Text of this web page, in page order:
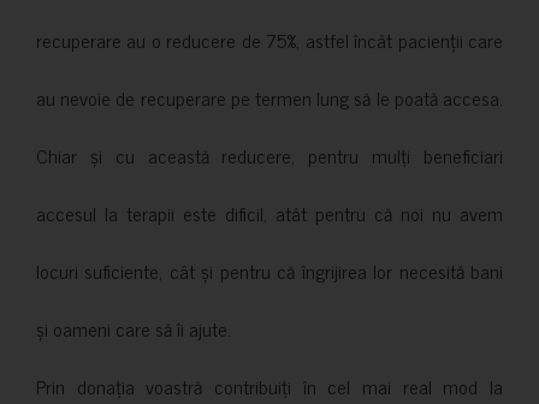
recuperare au o reducere de 75%, astfel încât pacienții care
au nevoie de recuperare pe termen lung să le poată accesa.
Chiar și cu această reducere, pentru mulți beneficiari
accesul la terapii este dificil, atât pentru că noi nu avem
locuri suficiente, cât și pentru că îngrijirea lor necesită bani
și oameni care să îi ajute.
Prin donația voastră contribuiți în cel mai real mod la